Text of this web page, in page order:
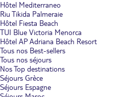
Hôtel Mediterraneo
Riu Tikida Palmeraie
Hôtel Fiesta Beach
TUI Blue Victoria Menorca
Hôtel AP Adriana Beach Resort
Tous nos Best-sellers
Tous nos séjours
Nos Top destinations
Séjours Grèce
Séjours Espagne